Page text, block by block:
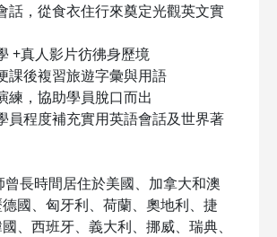
話，從食衣住行來奠定光觀英文實
+真人影片彷彿身歷境
課後複習旅遊字彙與用語
練，協助學員脫口而出
員程度補充實用英語會話及世界著
長時間居住於美國、加拿大和澳
國、匈牙利、荷蘭、奧地利、捷
、西班牙、義大利、挪威、瑞典、